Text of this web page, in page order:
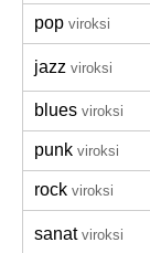
pop viroksi
jazz viroksi
blues viroksi
punk viroksi
rock viroksi
sanat viroksi